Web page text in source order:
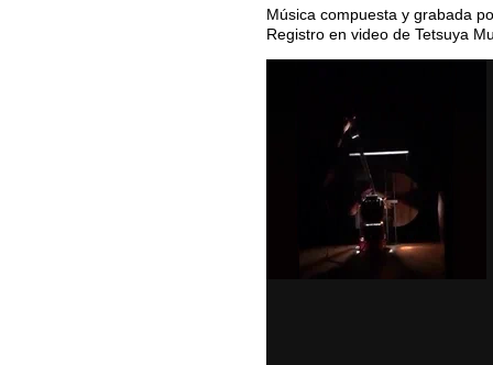
Música compuesta y grabada
Registro en video de Tetsuya